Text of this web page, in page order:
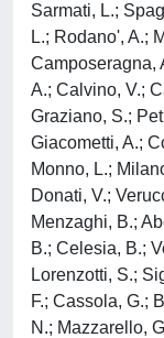
Sarmati, L.;
L.; Rodano', A.;
Camposeragna,
A.; Calvino, V.;
Graziano, S.;
Giacometti, A.;
Monno, L.;
Donati, V.;
Menzaghi, B.;
B.; Celesia, B.;
Lorenzotti, S.;
F.; Cassola, G.;
N.; Mazzarello,